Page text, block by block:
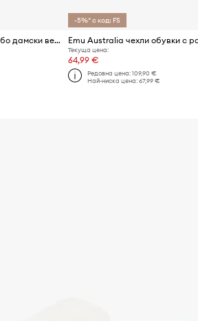
Emu Australia чехли сабо дамски велурени Maroo
-5%* с код: FS
Текуща цена:
64,99 €
Редовна цена: 109,90 €
Най-ниска цена: 67,99 €